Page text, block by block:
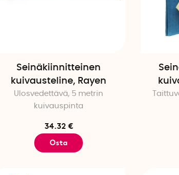
Seinäkiinnitteinen
kuivausteline, Rayen
Ulosvedettävä, 5 metrin
kuivauspinta
34.32 €
Osta